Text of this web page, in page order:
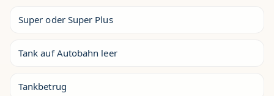
Super oder Super Plus
Tank auf Autobahn leer
Tankbetrug